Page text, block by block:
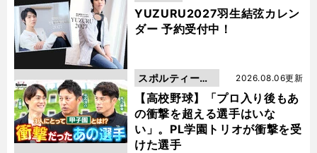
YUZURU2027羽生結弦カレン
ダー 予約受付中！
【高校野球】「プロ入り後もあ
の衝撃を超える選手はいな
い」。PL学園トリオが衝撃を受
けた選手
2026.08.06更新
スポルティーバ
動画